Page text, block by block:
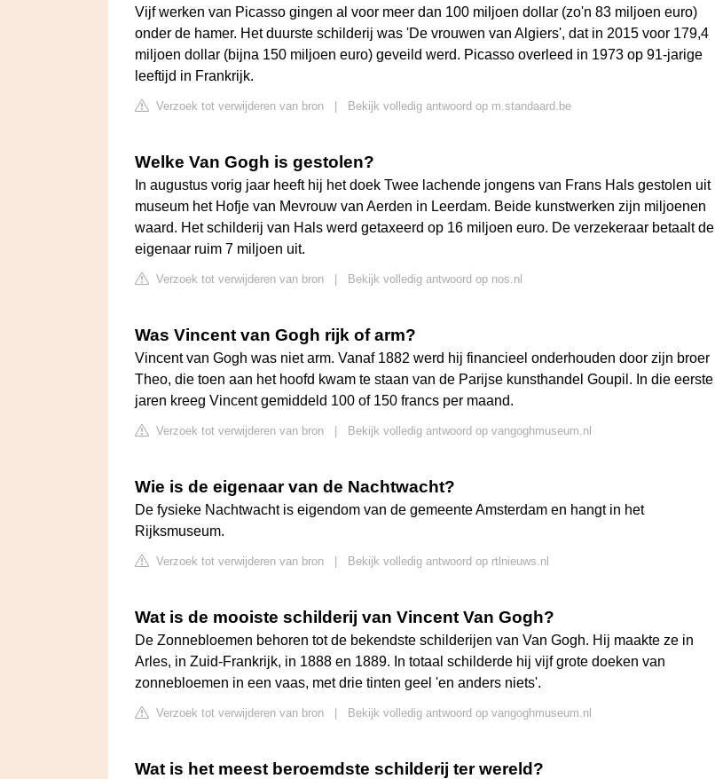
Vijf werken van Picasso gingen al voor meer dan 100 miljoen dollar (zo'n 83 miljoen euro)
onder de hamer. Het duurste schilderij was 'De vrouwen van Algiers', dat in 2015 voor 179,4
miljoen dollar (bijna 150 miljoen euro) geveild werd. Picasso overleed in 1973 op 91-jarige
leeftijd in Frankrijk.
Verzoek tot verwijderen van bron Bekijk volledig antwoord op m.standaard.be
Welke Van Gogh is gestolen?
In augustus vorig jaar heeft hij het doek Twee lachende jongens van Frans Hals gestolen uit
museum het Hofje van Mevrouw van Aerden in Leerdam. Beide kunstwerken zijn miljoenen
waard. Het schilderij van Hals werd getaxeerd op 16 miljoen euro. De verzekeraar betaalt de
eigenaar ruim 7 miljoen uit.
Verzoek tot verwijderen van bron Bekijk volledig antwoord op nos.nl
Was Vincent van Gogh rijk of arm?
Vincent van Gogh was niet arm. Vanaf 1882 werd hij financieel onderhouden door zijn broer
Theo, die toen aan het hoofd kwam te staan van de Parijse kunsthandel Goupil. In die eerste
jaren kreeg Vincent gemiddeld 100 of 150 francs per maand.
Verzoek tot verwijderen van bron Bekijk volledig antwoord op vangoghmuseum.nl
Wie is de eigenaar van de Nachtwacht?
De fysieke Nachtwacht is eigendom van de gemeente Amsterdam en hangt in het
Rijksmuseum.
Verzoek tot verwijderen van bron Bekijk volledig antwoord op rtlnieuws.nl
Wat is de mooiste schilderij van Vincent Van Gogh?
De Zonnebloemen behoren tot de bekendste schilderijen van Van Gogh. Hij maakte ze in
Arles, in Zuid-Frankrijk, in 1888 en 1889. In totaal schilderde hij vijf grote doeken van
zonnebloemen in een vaas, met drie tinten geel 'en anders niets'.
Verzoek tot verwijderen van bron Bekijk volledig antwoord op vangoghmuseum.nl
Wat is het meest beroemdste schilderij ter wereld?